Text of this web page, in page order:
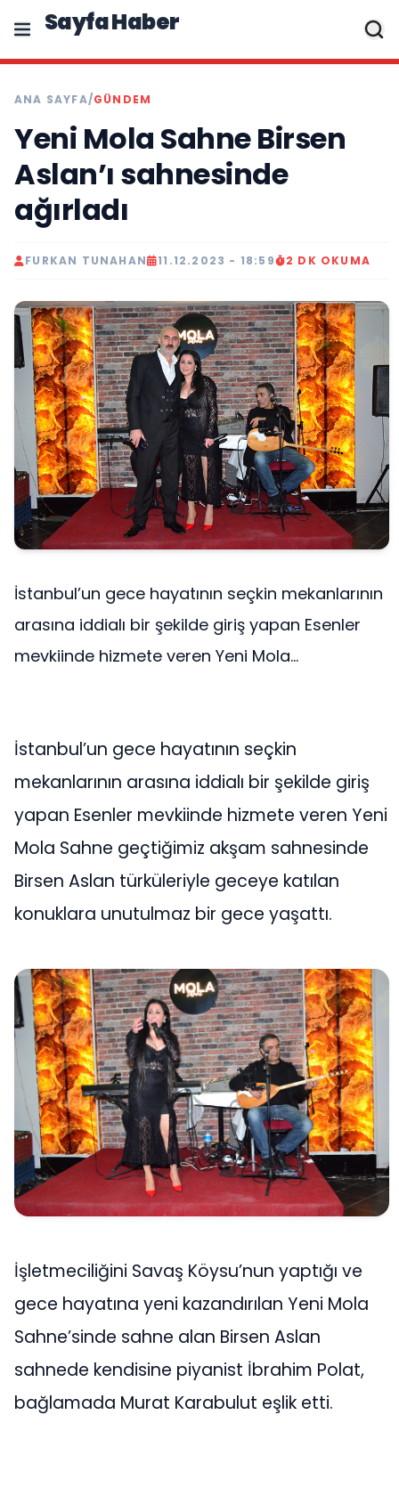
Sayfa Haber
ANA SAYFA/GÜNDEM
Yeni Mola Sahne Birsen
Aslan’ı sahnesinde
ağırladı
FURKAN TUNAHAN 11.12.2023 - 18:59 2 DK OKUMA
İstanbul’un gece hayatının seçkin mekanlarının
arasına iddialı bir şekilde giriş yapan Esenler
mevkiinde hizmete veren Yeni Mola...
İstanbul’un gece hayatının seçkin
mekanlarının arasına iddialı bir şekilde giriş
yapan Esenler mevkiinde hizmete veren Yeni
Mola Sahne geçtiğimiz akşam sahnesinde
Birsen Aslan türküleriyle geceye katılan
konuklara unutulmaz bir gece yaşattı.
İşletmeciliğini Savaş Köysu’nun yaptığı ve
gece hayatına yeni kazandırılan Yeni Mola
Sahne’sinde sahne alan Birsen Aslan
sahnede kendisine piyanist İbrahim Polat,
bağlamada Murat Karabulut eşlik etti.